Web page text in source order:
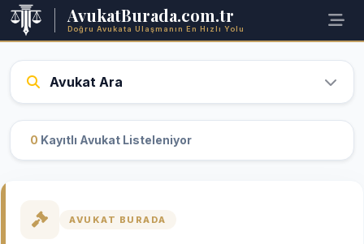
AvukatBurada.com.tr
Doğru Avukata Ulaşmanın En Hızlı Yolu
Avukat Ara
0 Kayıtlı Avukat Listeleniyor
AVUKAT BURADA